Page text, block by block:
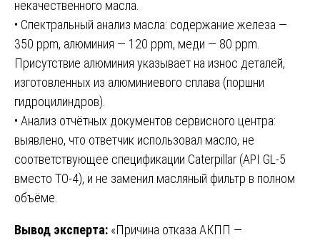
некачественного масла.
• Спектральный анализ масла: содержание железа —
350 ppm, алюминия — 120 ppm, меди — 80 ppm.
Присутствие алюминия указывает на износ деталей,
изготовленных из алюминиевого сплава (поршни
гидроцилиндров).
• Анализ отчётных документов сервисного центра:
выявлено, что ответчик использовал масло, не
соответствующее спецификации Caterpillar (API GL-5
вместо TO-4), и не заменил масляный фильтр в полном
объёме.
Вывод эксперта: «Причина отказа АКПП —